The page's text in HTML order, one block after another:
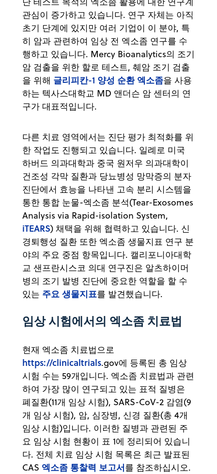
관심이 증가하고 있습니다. 연구 자체는 아직
초기 단계에 있지만 여러 기업이 이 분야, 특
히 암과 관련하여 임상 전 엑소좀 연구를 수
행하고 있습니다. Mercy Bioanalytics의 조기
암 검출을 위한 할로 테스트, 췌암 조기 검출
을 위해 글리피칸-1 양성 순환 엑소좀을 사용
하는 텍사스대학교 MD 앤더슨 암 센터의 연
구가 대표적입니다.
다른 치료 영역에서는 진단 평가 최적화를 위
한 작업도 진행되고 있습니다. 일례로 미국
하버드 의과대학과 중국 원저우 의과대학이
건조성 각막 질환과 당뇨병성 망막증의 분자
진단에서 효능을 나타낸 고속 분리 시스템을
통한 통합 눈물-엑소좀 분석(Tear-Exosomes
Analysis via Rapid-isolation System,
iTEARS) 채택을 위해 협력하고 있습니다. 신
경퇴행성 질환 또한 엑소좀 생물지표 연구 분
야의 주요 중점 항목입니다. 캘리포니아대학
교 샌프란시스코 의대 연구진은 알츠하이머
병의 조기 발병 진단에 중요한 역할을 할 수
있는 주요 생물지표를 발견했습니다.
임상 시험에서의 엑소좀 치료법
현재 엑소좀 치료법으로
https://clinicaltrials.gov에 등록된 총 임상
시험 수는 59개입니다. 엑소좀 치료법과 관련
하여 가장 많이 연구되고 있는 표적 질병은
폐질환(11개 임상 시험), SARS-CoV-2 감염(9
개 임상 시험), 암, 심장병, 신경 질환(총 4개
임상 시험)입니다. 이러한 질병과 관련된 주
요 임상 시험 현황이 표 1에 정리되어 있습니
다. 전체 치료 임상 시험 목록은 최근 발표된
CAS 엑소좀 통찰력 보고서를 참조하십시오.